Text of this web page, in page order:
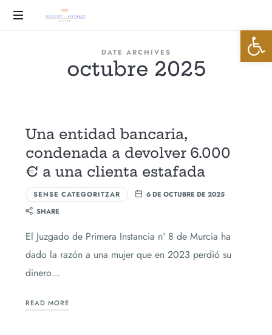
Huguet
Ostáriz
DATE ARCHIVES
octubre 2025
Una entidad bancaria,
condenada a devolver 6.000
€ a una clienta estafada
SENSE CATEGORITZAR
6 DE OCTUBRE DE 2025
SHARE
El Juzgado de Primera Instancia nº 8 de Murcia ha
dado la razón a una mujer que en 2023 perdió su
dinero…
READ MORE
Abrir